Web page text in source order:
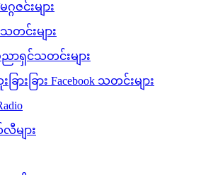
ဂဇင်းများ
တင်းများ
ာရှင်သတင်းများ
ြားခြား Facebook သတင်းများ
များ